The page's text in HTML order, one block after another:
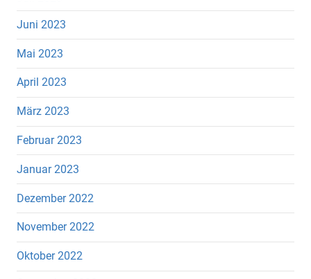
Juni 2023
Mai 2023
April 2023
März 2023
Februar 2023
Januar 2023
Dezember 2022
November 2022
Oktober 2022